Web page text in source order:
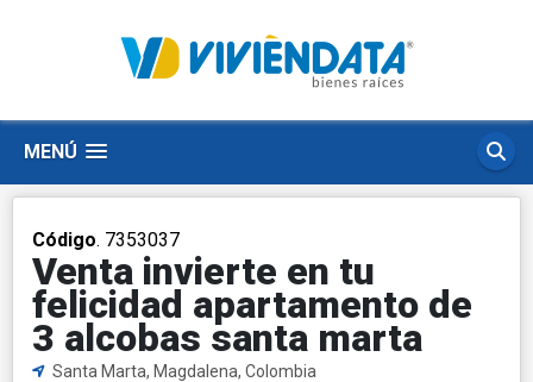
MENÚ
Código. 7353037
Venta invierte en tu
felicidad apartamento de
3 alcobas santa marta
Santa Marta, Magdalena, Colombia